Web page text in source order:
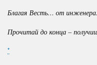
Благая Весть… от инженера.
Прочитай до конца –
*